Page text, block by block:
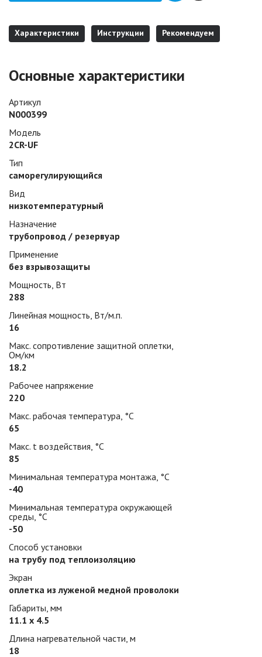
Характеристики Инструкции Рекомендуем
Основные характеристики
Артикул
N000399
Модель
2CR-UF
Тип
саморегулирующийся
Вид
низкотемпературный
Назначение
трубопровод / резервуар
Применение
без взрывозащиты
Мощность, Вт
288
Линейная мощность, Вт/м.п.
16
Макс. сопротивление защитной оплетки,
Ом/км
18.2
Рабочее напряжение
220
Макс. рабочая температура, °С
65
Макс. t воздействия, °С
85
Минимальная температура монтажа, °С
-40
Минимальная температура окружающей
среды, °С
-50
Способ установки
на трубу под теплоизоляцию
Экран
оплетка из луженой медной проволоки
Габариты, мм
11.1 х 4.5
Длина нагревательной части, м
18